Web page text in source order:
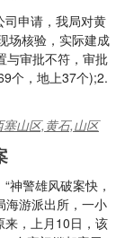
司申请，我局对黄
场核验，实际建成
与审批不符，审批
个，地上37个);2.
山区,黄石,山区
神警雄风破案快，
海游派出所，一小
来，上月10日，该